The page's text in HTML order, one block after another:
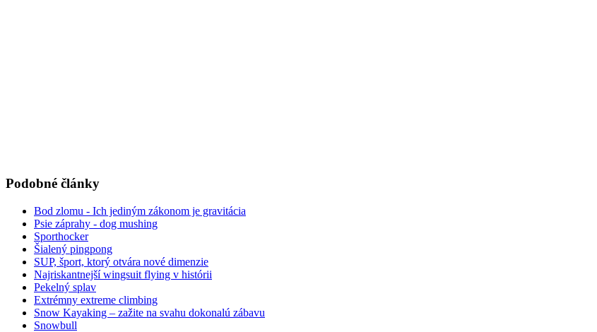
Podobné články
Bod zlomu - Ich jediným zákonom je gravitácia
Psie záprahy - dog mushing
Sporthocker
Šialený pingpong
SUP, šport, ktorý otvára nové dimenzie
Najriskantnejší wingsuit flying v histórii
Pekelný splav
Extrémny extreme climbing
Snow Kayaking – zažite na svahu dokonalú zábavu
Snowbull